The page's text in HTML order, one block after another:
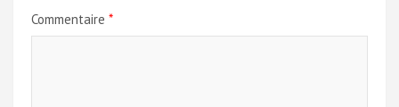
Commentaire *